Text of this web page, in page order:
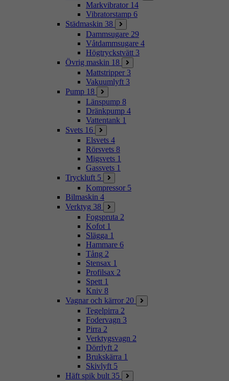
Markvibrator 14
Vibratorstamp 6
Städmaskin 38
Dammsugare 29
Våtdammsugare 4
Högtryckstvätt 3
Övrig maskin 18
Mattstripper 3
Vakuumlyft 3
Pump 18
Länspump 8
Dränkpump 4
Vattentank 1
Svets 16
Elsvets 4
Rörsvets 8
Migsvets 1
Gassvets 1
Tryckluft 5
Kompressor 5
Bilmaskin 4
Verktyg 38
Fogspruta 2
Kofot 1
Slägga 1
Hammare 6
Tång 2
Stensax 1
Profilsax 2
Spett 1
Kniv 8
Vagnar och kärror 20
Tegelpirra 2
Fodervagn 3
Pirra 2
Verktygsvagn 2
Dörrlyft 2
Brukskärra 1
Skivlyft 5
Häft spik bult 35